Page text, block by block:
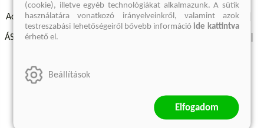
Adatvédelmi szabályzatok Elállási felmondási nyilatkozat
ÁSZF - Vásárlási feltételek
Szállítási információk
(cookie), illetve egyéb technológiákat alkalmazunk. A sütik
használatára vonatkozó irányelveinkről, valamint azok
testreszabási lehetőségeiről bővebb információide kattintva
érhető el.
Beállítások
Elfogadom